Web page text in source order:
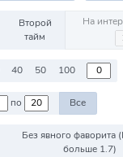
Второй
тайм
40 50 100
по Все
Без явного фаворита
больше 1.7)